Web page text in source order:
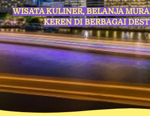
WISATA KULINER, BELANJA
KEREN DI BERBAGAI